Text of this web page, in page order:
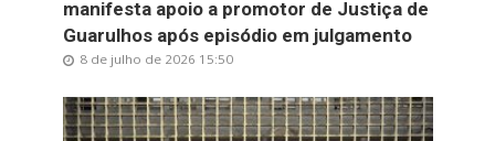
manifesta apoio a promotor de Justiça de
Guarulhos após episódio em julgamento
8 de julho de 2026 15:50